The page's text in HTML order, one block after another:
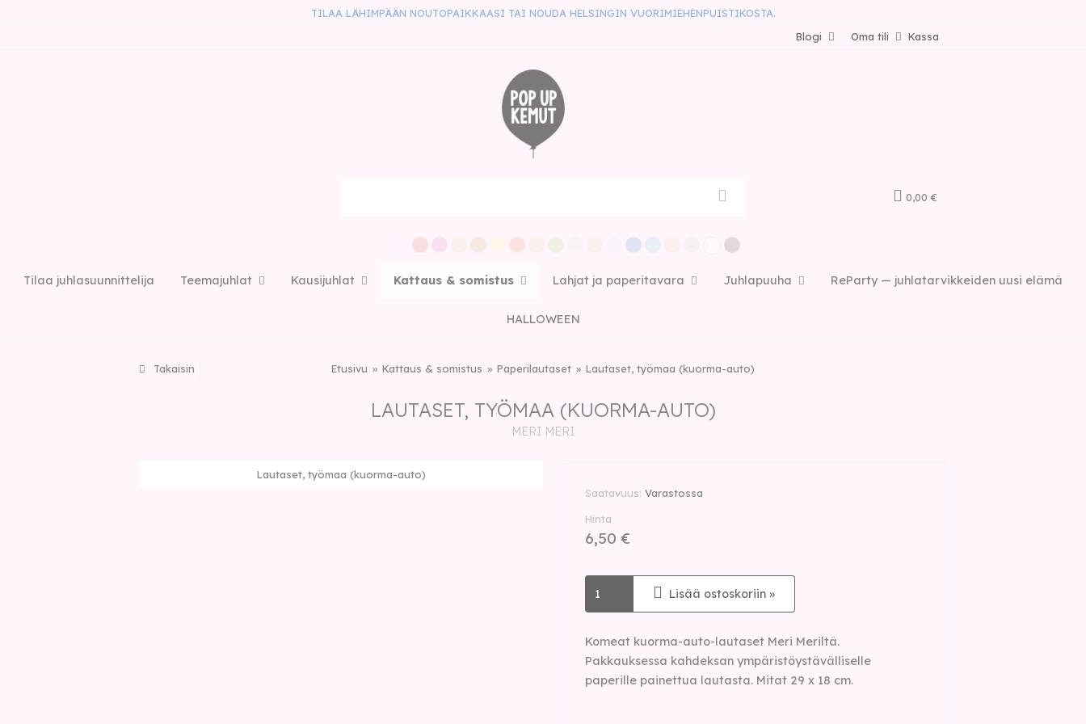
TILAA LÄHIMPÄÄN NOUTOPAIKKAASI TAI NOUDA HELSINGIN VUORIMIEHENPUISTIKOSTA.
Kassa
Oma tili
Blogi
0,00 €
Tilaa juhlasuunnittelija Teemajuhlat Kausijuhlat Kattaus & somistus Lahjat ja paperitavara Juhlapuuha ReParty — juhlatarvikkeiden uusi elämä
HALLOWEEN
Takaisin Etusivu Kattaus & somistus Paperilautaset Lautaset, työmaa (kuorma-auto)
LAUTASET, TYÖMAA (KUORMA-AUTO)
MERI MERI
Lautaset, työmaa (kuorma-auto)
Saatavuus Varastossa
Hinta
6,50 €
Lisää ostoskoriin »
Komeat kuorma-auto-lautaset Meri Meriltä.
Pakkauksessa kahdeksan ympäristöystävälliselle
paperille painettua lautasta. Mitat 29 x 18 cm.